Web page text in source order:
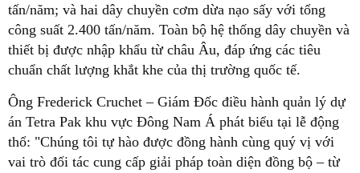
tấn/năm; và hai dây chuyền cơm dừa nạo sấy với tổng
công suất 2.400 tấn/năm. Toàn bộ hệ thống dây chuyền và
thiết bị được nhập khẩu từ châu Âu, đáp ứng các tiêu
chuẩn chất lượng khắt khe của thị trường quốc tế.
Ông Frederick Cruchet – Giám Đốc điều hành quản lý dự
án Tetra Pak khu vực Đông Nam Á phát biểu tại lễ động
thổ: "Chúng tôi tự hào được đồng hành cùng quý vị với
vai trò đối tác cung cấp giải pháp toàn diện đồng bộ – từ